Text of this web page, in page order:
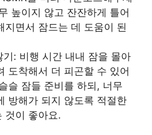
높이지 않고 잔잔하게 틀어
지면서 잠드는 데 도움이 된
: 비행 시간 내내 잠을 몰아
도착해서 더 피곤할 수 있어
슬 잠들 준비를 하되, 너무
방해가 되지 않도록 적절한
것이 좋아요.